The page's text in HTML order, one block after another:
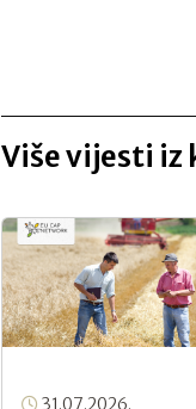
Više vijesti iz
31.07.2026.